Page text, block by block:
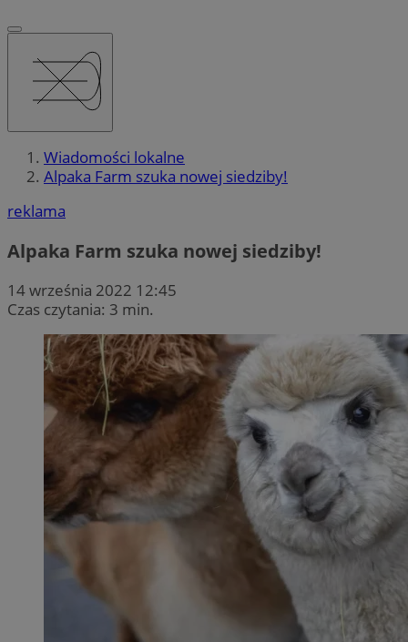
Wiadomości lokalne
Alpaka Farm szuka nowej siedziby!
reklama
Alpaka Farm szuka nowej siedziby!
14 września 2022 12:45
Czas czytania: 3 min.